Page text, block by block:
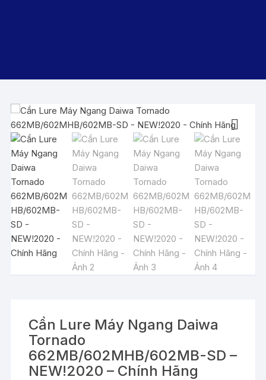
Cần Lure Máy Ngang Daiwa
Tornado
662MB/602MHB/602MB-SD –
NEW!2020 – Chính Hãng